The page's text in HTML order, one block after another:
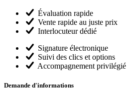
Évaluation rapide
Vente rapide au juste prix
Interlocuteur dédié
Signature électronique
Suivi des clics et options
Accompagnement privilégié
Demande d'informations